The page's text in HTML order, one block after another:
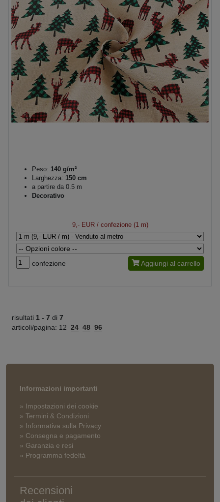
Peso: 140 g/m²
Larghezza: 150 cm
a partire da 0.5 m
Decorativo
9,- EUR/ confezione (1 m)
confezione Aggiungi al carrello
risultati 1 - 7 di 7
articoli/pagina: 12 24 48 96
Informazioni importanti
» Impostazioni dei cookie
» Termini & Condizioni
» Informativa sulla Privacy
» Consegna e pagamento
» Garanzia e resi
» Programma fedeltà
Recensioni